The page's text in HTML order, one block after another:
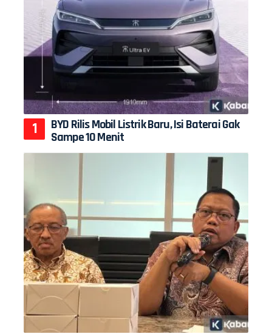
BYD Rilis Mobil Listrik Baru, Isi Baterai Gak
Sampe 10 Menit